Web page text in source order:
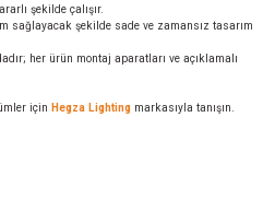
şekilde çalışır.
sağlayacak şekilde sade ve zamansız tasarım
her ürün montaj aparatları ve açıklamalı
için Hegza Lighting markasıyla tanışın.